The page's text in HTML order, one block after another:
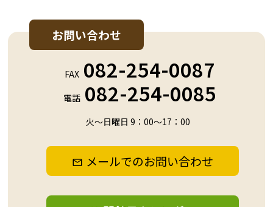
お問い合わせ
FAX 082-254-0087
電話 082-254-0085
火～日曜日 9：00～17：00
メールでのお問い合わせ